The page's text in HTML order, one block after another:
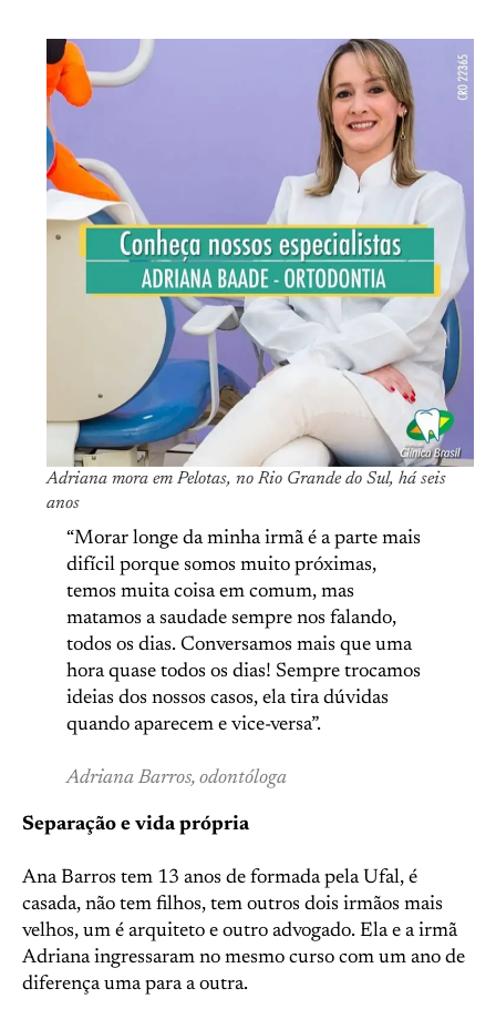
Adriana mora em Pelotas, no Rio Grande do Sul, há seis
anos
“Morar longe da minha irmã é a parte mais
difícil porque somos muito próximas,
temos muita coisa em comum, mas
matamos a saudade sempre nos falando,
todos os dias. Conversamos mais que uma
hora quase todos os dias! Sempre trocamos
ideias dos nossos casos, ela tira dúvidas
quando aparecem e vice-versa”.
Adriana Barros, odontóloga
Separação e vida própria
Ana Barros tem 13 anos de formada pela Ufal, é
casada, não tem filhos, tem outros dois irmãos mais
velhos, um é arquiteto e outro advogado. Ela e a irmã
Adriana ingressaram no mesmo curso com um ano de
diferença uma para a outra.